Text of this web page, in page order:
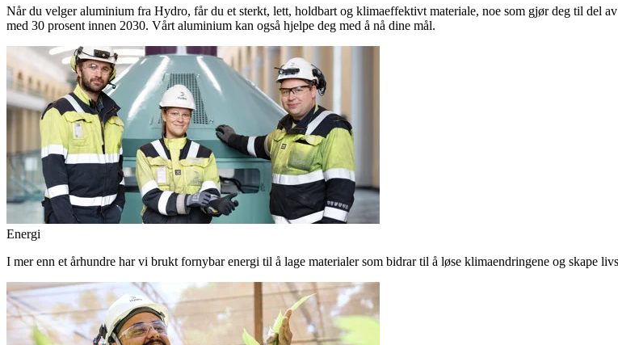
Når du velger aluminium fra Hydro, får du et sterkt, lett, holdbart og klimaeffektivt materiale, noe som gjør deg til del
med 30 prosent innen 2030. Vårt aluminium kan også hjelpe deg med å nå dine mål.
Energi
I mer enn et århundre har vi brukt fornybar energi til å lage materialer som bidrar til å løse klimaendringene og skape